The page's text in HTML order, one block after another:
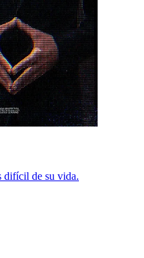
difícil de su vida.